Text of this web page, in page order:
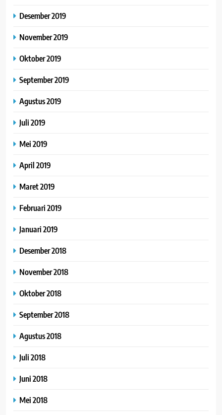
Desember 2019
November 2019
Oktober 2019
September 2019
Agustus 2019
Juli 2019
Mei 2019
April 2019
Maret 2019
Februari 2019
Januari 2019
Desember 2018
November 2018
Oktober 2018
September 2018
Agustus 2018
Juli 2018
Juni 2018
Mei 2018